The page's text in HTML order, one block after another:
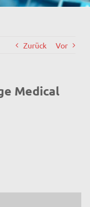
Zurück Vor
Medical